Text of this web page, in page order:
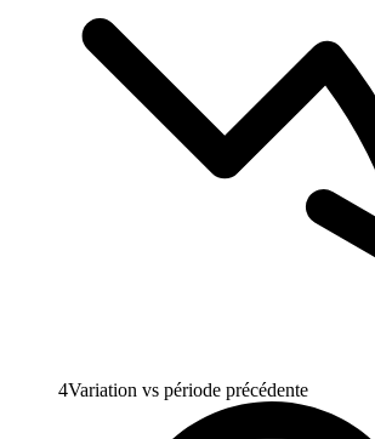
4Variation vs période précédente